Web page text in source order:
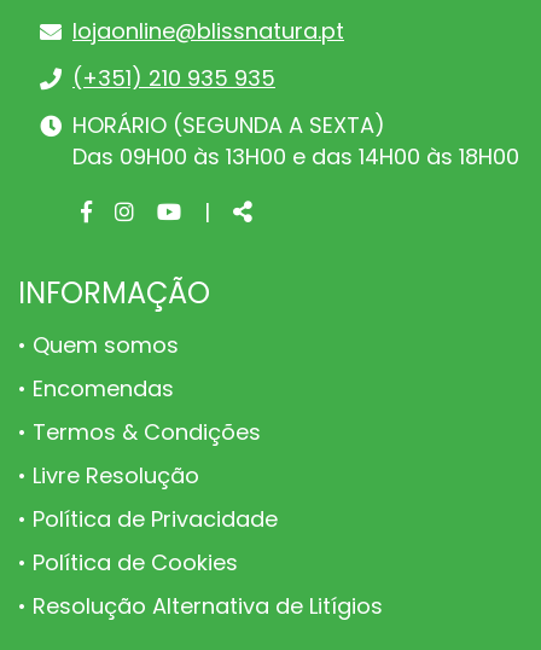
lojaonline@blissnatura.pt
(+351) 210 935 935
HORÁRIO (SEGUNDA A SEXTA)
Das 09H00 às 13H00 e das 14H00 às 18H00
Facebook
Instagram
Youtube
| Share
INFORMAÇÃO
Quem somos
Encomendas
Termos & Condições
Livre Resolução
Política de Privacidade
Política de Cookies
Resolução Alternativa de Litígios